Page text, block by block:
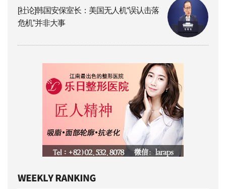
[社论]韩国安保室长：美国无人机“误认击落
危机”并非大事